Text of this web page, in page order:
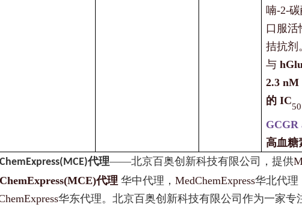
喃-2-
口服活
拮抗剂
与
2.3 nM
的 IC50
GCGR
高血糖
代理——北京百奥创新科技有限公司，提供
代理 华中代理， MedChemExpress华北代理
华东代理。北京百奥创新科技有限公司作为一家